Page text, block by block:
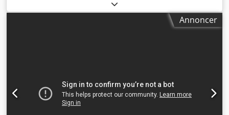
makinesi yüksek frekans motorlu
standarderne. • Mulighed for udførelse af låsehuller,
hængselspor, håndtagsudskæringer og drænriller på
Seck • Mulighed for individuel drift af tredobbelt
borkopieringsfræser eller rillenotningssystem. •
Højfrekvent motor (18.000 o/min). • Højre
Annoncer